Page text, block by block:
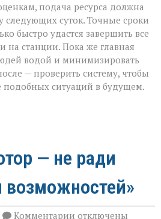
подача ресурса должна
следующих суток. Точные сроки
быстро удастся завершить все
станции. Пока же главная
водой и минимизировать
— проверить систему, чтобы
подобных ситуаций в будущем.
— не ради
возможностей»
Комментарии котключены